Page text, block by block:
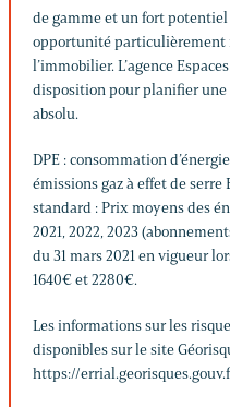
de gamme et un fort
opportunité particulièrement
l’immobilier. L’agence
disposition pour planifier une
absolu.
DPE : consommation
émissions gaz à effet de serre
standard : Prix moyens des
2021, 2022, 2023
du 31 mars 2021 en vigueur
1640€ et 2280€.
Les informations sur les
disponibles sur le site
https://